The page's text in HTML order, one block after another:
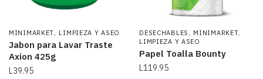
MINIMARKET, LIMPIEZA Y ASEO
Jabon para Lavar Traste
Axion 425g
L39.95
DESECHABLES , MINIMARKET,
LIMPIEZA Y ASEO
Papel Toalla Bounty
L119.95